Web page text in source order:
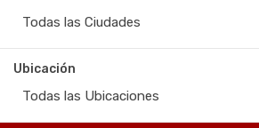
Todas las Ciudades
Ubicación
Todas las Ubicaciones